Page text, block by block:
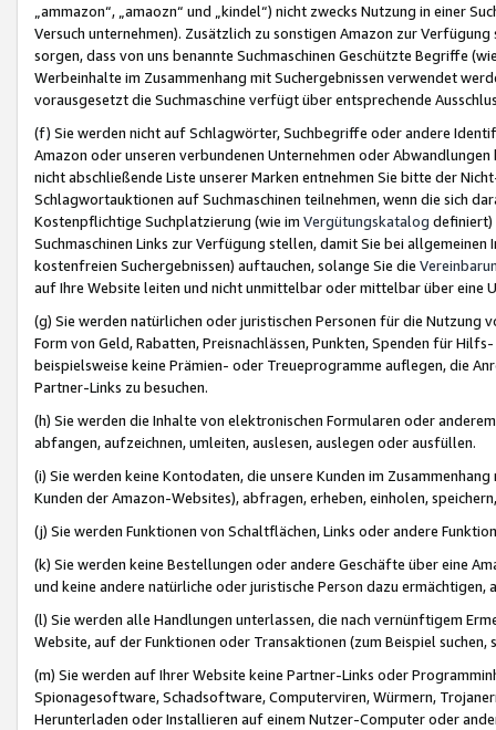
„ammazon“, „amaozn“ und „kindel“) nicht zwecks Nutzung in einer
Versuch unternehmen). Zusätzlich zu sonstigen Amazon zur
sorgen, dass von uns benannte Suchmaschinen Geschützte Begriffe
Werbeinhalte im Zusammenhang mit Suchergebnissen verwendet
vorausgesetzt die Suchmaschine verfügt über entsprechende
(f) Sie werden nicht auf Schlagwörter, Suchbegriffe oder andere
Amazon oder unseren verbundenen Unternehmen oder
nicht abschließende Liste unserer Marken entnehmen Sie bitte der
Schlagwortauktionen auf Suchmaschinen teilnehmen, wenn die sich
Kostenpflichtige Suchplatzierung (wie im Vergütungskatalog definiert)
Suchmaschinen Links zur Verfügung stellen, damit Sie bei
kostenfreien Suchergebnissen) auftauchen, solange Sie die
auf Ihre Website leiten und nicht unmittelbar oder mittelbar über eine
(g) Sie werden natürlichen oder juristischen Personen für die Nutzung
Form von Geld, Rabatten, Preisnachlässen, Punkten, Spenden für
beispielsweise keine Prämien- oder Treueprogramme auflegen, die
Partner-Links zu besuchen.
(h) Sie werden die Inhalte von elektronischen Formularen oder
abfangen, aufzeichnen, umleiten, auslesen, auslegen oder ausfüllen.
(i) Sie werden keine Kontodaten, die unsere Kunden im
Kunden der Amazon-Websites), abfragen, erheben, einholen,
(j) Sie werden Funktionen von Schaltflächen, Links oder andere
(k) Sie werden keine Bestellungen oder andere Geschäfte über eine
und keine andere natürliche oder juristische Person dazu
(l) Sie werden alle Handlungen unterlassen, die nach vernünftigem
Website, auf der Funktionen oder Transaktionen (zum Beispiel
(m) Sie werden auf Ihrer Website keine Partner-Links oder
Spionagesoftware, Schadsoftware, Computerviren, Würmern,
Herunterladen oder Installieren auf einem Nutzer-Computer oder